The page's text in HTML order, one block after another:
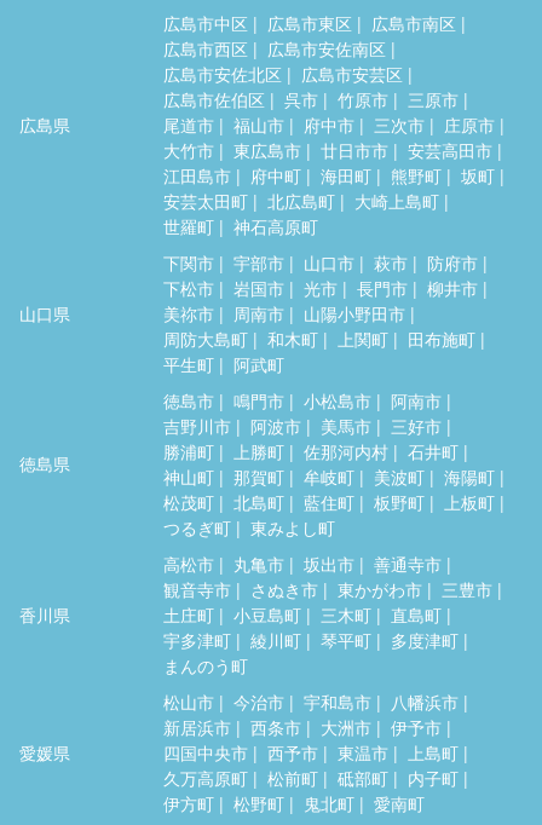
広島県
広島市中区 広島市東区
広島市南区
広島市西区
広島市安佐南区
広島市安佐北区
広島市安芸区
広島市佐伯区
呉市 竹原市
三原市
尾道市
福山市 府中市 三次市
庄原市
大竹市
東広島市 廿日市市
安芸高田市
江田島市
府中町 海田町 熊野町
坂町
安芸太田町
北広島町
大崎上島町
世羅町
神石高原町
山口県
下関市 宇部市 山口市 萩市
防府市
下松市
岩国市 光市 長門市
柳井市
美祢市
周南市
山陽小野田市
周防大島町
和木町 上関町
田布施町
平生町
阿武町
徳島県
徳島市 鳴門市 小松島市
阿南市
吉野川市
阿波市 美馬市
三好市
勝浦町
上勝町 佐那河内村
石井町
神山町
那賀町 牟岐町 美波町
海陽町
松茂町
北島町 藍住町 板野町
上板町
つるぎ町
東みよし町
香川県
高松市 丸亀市 坂出市
善通寺市
観音寺市
さぬき市 東かがわ市
三豊市
土庄町
小豆島町 三木町
直島町
宇多津町
綾川町 琴平町
多度津町
まんのう町
愛媛県
松山市 今治市 宇和島市
八幡浜市
新居浜市
西条市 大洲市
伊予市
四国中央市
西予市 東温市
上島町
久万高原町
松前町 砥部町
内子町
伊方町
松野町 鬼北町 愛南町